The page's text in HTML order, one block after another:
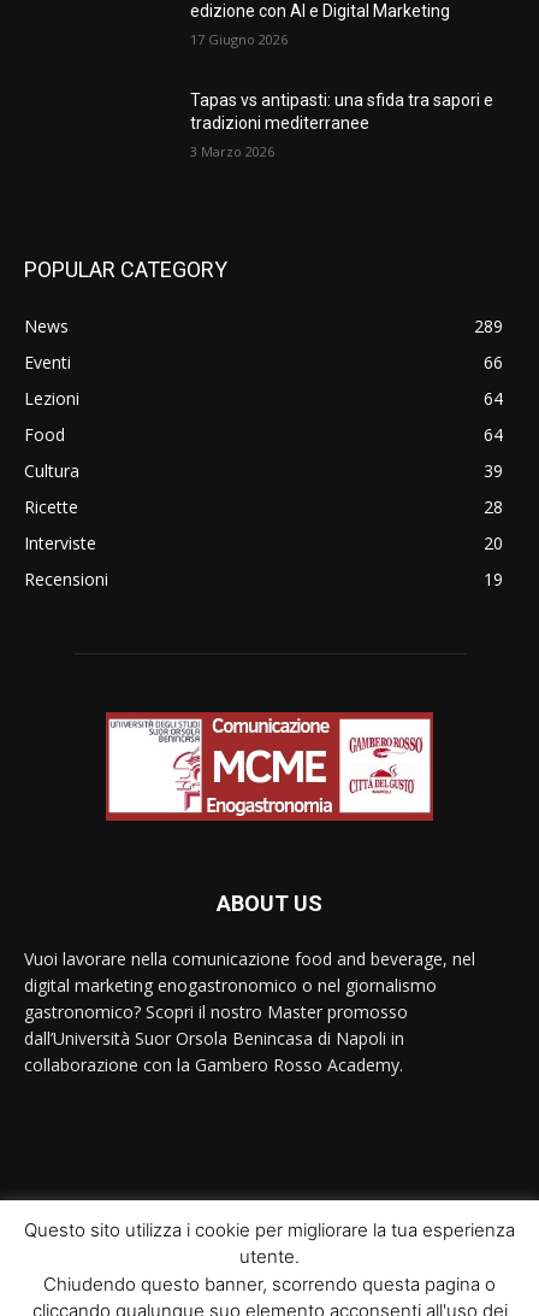
edizione con AI e Digital Marketing
17 Giugno 2026
Tapas vs antipasti: una sfida tra sapori e
tradizioni mediterranee
3 Marzo 2026
POPULAR CATEGORY
News
289
Eventi
66
Lezioni
64
Food
64
Cultura
39
Ricette
28
Interviste
20
Recensioni
19
ABOUT US
Vuoi lavorare nella comunicazione food and beverage, nel
digital marketing enogastronomico o nel giornalismo
gastronomico? Scopri il nostro Master promosso
dall’Università Suor Orsola Benincasa di Napoli in
collaborazione con la Gambero Rosso Academy.
© Newspaper WordPress Theme by TagDiv
Questo sito utilizza i cookie per migliorare la tua esperienza
utente.
Chiudendo questo banner, scorrendo questa pagina o
cliccando qualunque suo elemento acconsenti all'uso dei